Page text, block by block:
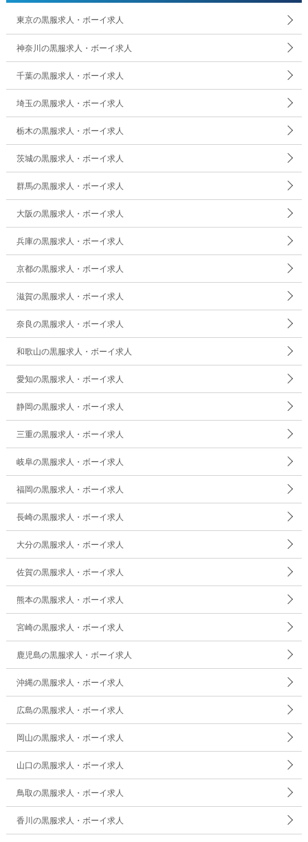
東京の黒服求人・ボーイ求人
神奈川の黒服求人・ボーイ求人
千葉の黒服求人・ボーイ求人
埼玉の黒服求人・ボーイ求人
栃木の黒服求人・ボーイ求人
茨城の黒服求人・ボーイ求人
群馬の黒服求人・ボーイ求人
大阪の黒服求人・ボーイ求人
兵庫の黒服求人・ボーイ求人
京都の黒服求人・ボーイ求人
滋賀の黒服求人・ボーイ求人
奈良の黒服求人・ボーイ求人
和歌山の黒服求人・ボーイ求人
愛知の黒服求人・ボーイ求人
静岡の黒服求人・ボーイ求人
三重の黒服求人・ボーイ求人
岐阜の黒服求人・ボーイ求人
福岡の黒服求人・ボーイ求人
長崎の黒服求人・ボーイ求人
大分の黒服求人・ボーイ求人
佐賀の黒服求人・ボーイ求人
熊本の黒服求人・ボーイ求人
宮崎の黒服求人・ボーイ求人
鹿児島の黒服求人・ボーイ求人
沖縄の黒服求人・ボーイ求人
広島の黒服求人・ボーイ求人
岡山の黒服求人・ボーイ求人
山口の黒服求人・ボーイ求人
鳥取の黒服求人・ボーイ求人
香川の黒服求人・ボーイ求人